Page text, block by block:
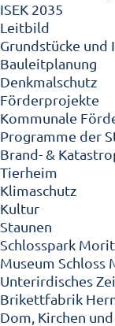
ISEK 2035
Leitbild
Grundstücke und
Bauleitplanung
Denkmalschutz
Förderprojekte
Kommunale
Programme der
Brand- &
Tierheim
Klimaschutz
Kultur
Staunen
Schlosspark
Museum Schloss
Unterirdisches
Brikettfabrik
Dom, Kirchen